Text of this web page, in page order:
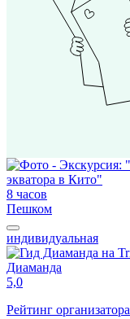
8 часов
Пешком
индивидуальная
Диаманда
5,0
Рейтинг организатора